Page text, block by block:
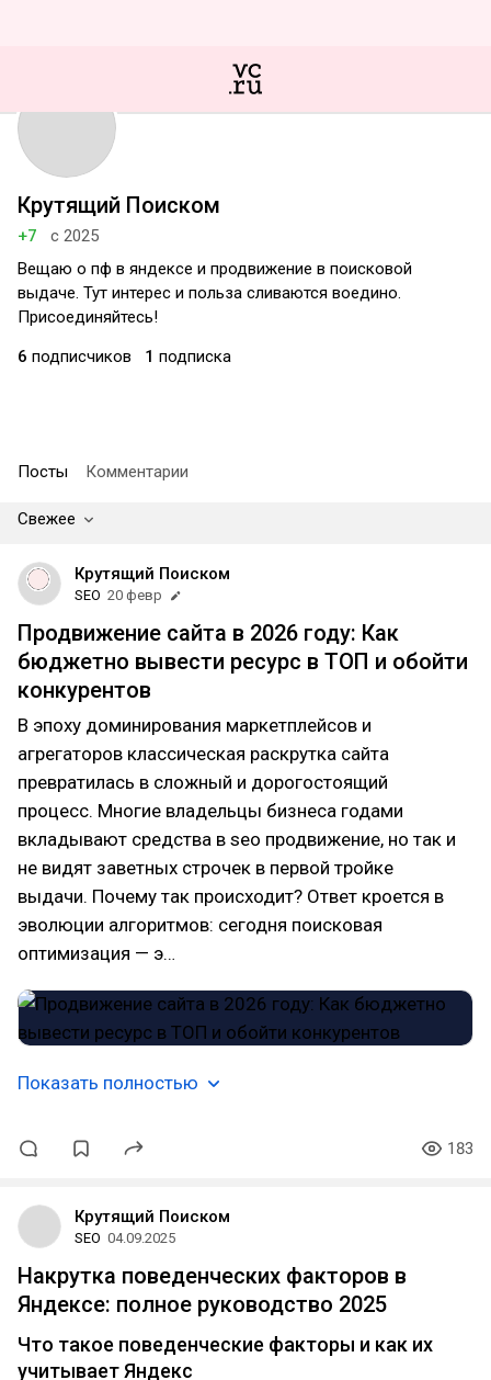
Крутящий Поиском
+7
с 2025
Вещаю о пф в яндексе и продвижение в поисковой
выдаче. Тут интерес и польза сливаются воедино.
Присоединяйтесь!
6 подписчиков 1 подписка
Посты Комментарии
Свежее
Крутящий Поиском
SEO 20 февр
Продвижение сайта в 2026 году: Как
бюджетно вывести ресурс в ТОП и обойти
конкурентов
В эпоху доминирования маркетплейсов и
агрегаторов классическая раскрутка сайта
превратилась в сложный и дорогостоящий
процесс. Многие владельцы бизнеса годами
вкладывают средства в seo продвижение, но так и
не видят заветных строчек в первой тройке
выдачи. Почему так происходит? Ответ кроется в
эволюции алгоритмов: сегодня поисковая
оптимизация — э…
Показать полностью
183
Крутящий Поиском
SEO 04.09.2025
Накрутка поведенческих факторов в
Яндексе: полное руководство 2025
Что такое поведенческие факторы и как их
учитывает Яндекс